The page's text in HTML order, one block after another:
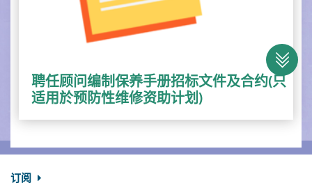
聘任顾问编制保养手册招标文件及合约(只
适用於预防性维修资助计划)
订阅